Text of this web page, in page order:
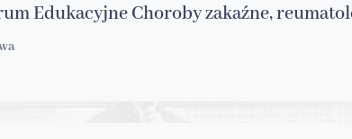
Edukacyjne Choroby zakaźne,